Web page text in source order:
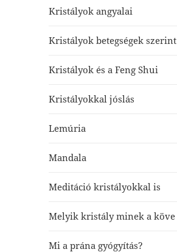
Kristályok angyalai
Kristályok betegségek szerint
Kristályok és a Feng Shui
Kristályokkal jóslás
Lemúria
Mandala
Meditáció kristályokkal is
Melyik kristály minek a köve
Mi a prána gyógyítás?